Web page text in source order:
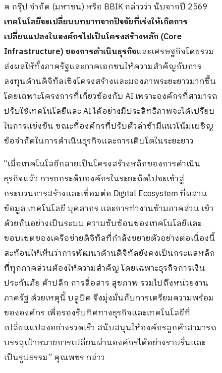
ค กรุ๊ป จำกัด (มหาชน) หรือ BBIK กล่าวว่า นับจากปี 2569
เทคโนโลยีจะเปลี่ยนบทบาทจากปัจจัยที่เร่งให้เกิดการ
เปลี่ยนแปลงในองค์กรไปเป็นโครงสร้างหลัก (Core
Infrastructure) ของการดำเนินธุรกิจและเศรษฐกิจโดยรวม
ส่งผลให้ทั้งภาครัฐและภาคเอกชนให้ความสำคัญกับการ
ลงทุนด้านดิจิทัลเชิงโครงสร้างและมองภาพระยะยาวมากขึ้น
โดยเฉพาะโครงการที่เกี่ยวข้องกับ AI เพราะองค์กรที่สามารถ
ปรับใช้เทคโนโลยีและ AI ได้อย่างมีประสิทธิภาพจะได้เปรียบ
ในการแข่งขัน ขณะที่องค์กรที่ปรับตัวล่าช้ามีแนวโน้มเผชิญ
ข้อจำกัดในการดำเนินธุรกิจและการเติบโตในระยะยาว
“เมื่อเทคโนโลยีกลายเป็นโครงสร้างหลักของการดำเนิน
ธุรกิจแล้ว การยกระดับองค์กรในระยะถัดไปจะเข้าสู่
กระบวนการสร้างและเชื่อมต่อ Digital Ecosystem ที่ผสาน
ข้อมูล เทคโนโลยี บุคลากร และการทำงานข้ามภาคส่วน เข้า
ด้วยกันอย่างเป็นระบบ ความซับซ้อนของเทคโนโลยีและ
ขอบเขตของเครือข่ายดิจิทัลที่กำลังขยายตัวอย่างต่อเนื่องนี้
สะท้อนให้เห็นว่าการพัฒนาด้านดิจิทัลยังคงเป็นกระแสหลัก
ที่ทุกภาคส่วนต้องให้ความสำคัญ โดยเฉพาะธุรกิจการเงิน
ประกันภัย ค้าปลีก การสื่อสาร สุขภาพ รวมไปถึงหน่วยงาน
ภาครัฐ ด้วยเหตุนี้ บลูบิค จึงมุ่งมั่นกับการเตรียมความพร้อม
ขององค์กร เพื่อรองรับทิศทางธุรกิจและเทคโนโลยีที่
เปลี่ยนแปลงอย่างรวดเร็ว สนับสนุนให้องค์กรลูกค้าสามารถ
บรรลุเป้าหมายการเปลี่ยนผ่านองค์กรได้อย่างราบรื่นและ
เป็นรูปธรรม” คุณพชร กล่าว